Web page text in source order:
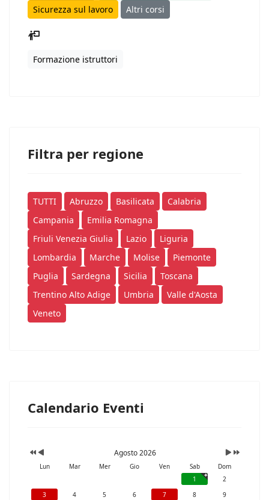
Sicurezza sul lavoro
Altri corsi
Formazione istruttori
Filtra per regione
TUTTI Abruzzo Basilicata
Calabria
Campania
Emilia Romagna
Friuli Venezia Giulia
Lazio
Liguria
Lombardia
Marche Molise
Piemonte
Puglia
Sardegna Sicilia
Toscana
Trentino Alto Adige
Umbria
Valle d'Aosta
Veneto
Calendario Eventi
Agosto 2026
Lun Mar Mer Gio Ven Sab
Dom
1
2
3
4 5 6 7 8 9